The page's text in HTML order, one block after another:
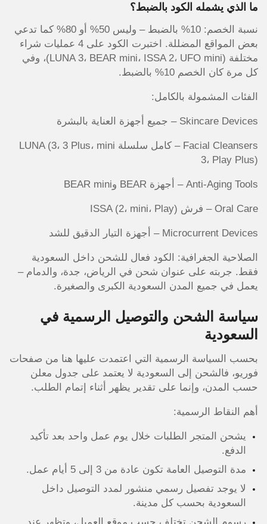
ما الذي يشمله الكود بالضبط؟
نسبة الخصم: 10% بالضبط – وليس 50% أو 80% كما تدعي
بعض المواقع المضللة. اختبرت الكود على 4 عمليات شراء
مختلفة (LUNA 3، BEAR mini، ISSA 2، UFO mini)، وفي
كل مرة كان الخصم 10% بالضبط.
الفئات المشمولة بالكامل:
Skincare Devices – جميع أجهزة العناية بالبشرة
Facial Cleansers – كامل سلسلة LUNA (3، 3 Plus، mini
3، Play Plus)
Anti-Aging Tools – أجهزة BEAR وBEAR mini
Oral Care – فرش ISSA (2، mini، Play)
Microcurrent Devices – أجهزة التيار الدقيق للشد
الصلاحية الجغرافية: الكود فعال للشحن داخل السعودية
فقط. جربته على عنوان شحن في الرياض، جدة، والدمام –
يعمل في جميع المدن السعودية الكبرى والصغيرة.
سياسة الشحن والتوصيل الرسمية في
السعودية
بحسب السياسة الرسمية التي اعتمدت عليها هنا من صفحات
فوريو، فالشحن إلى السعودية لا يعتمد على جدول معلن
حسب المدن، وإنما على تقدير يظهر أثناء إتمام الطلب.
أهم النقاط الرسمية:
يشحن المتجر الطلبات خلال يوم عمل واحد بعد تأكيد
الدفع.
مدة التوصيل العامة تكون عادة من 3 إلى 5 أيام عمل.
لا يوجد تفصيل رسمي منشور لمدد التوصيل داخل
السعودية بحسب كل مدينة.